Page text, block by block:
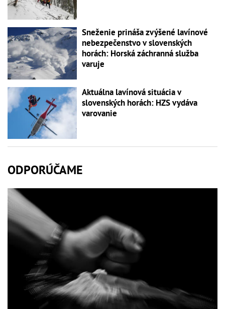
Sneženie prináša zvýšené lavínové
nebezpečenstvo v slovenských
horách: Horská záchranná služba
varuje
Aktuálna lavínová situácia v
slovenských horách: HZS vydáva
varovanie
ODPORÚČAME